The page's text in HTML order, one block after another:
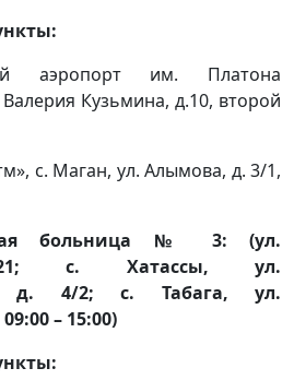
аэропорт им. Платона
Кузьмина, д.10, второй
с. Маган, ул. Алымова, д. 3/1,
больница № 3: (ул.
с. Хатассы, ул.
д. 4/2; с. Табага, ул.
– 15:00)